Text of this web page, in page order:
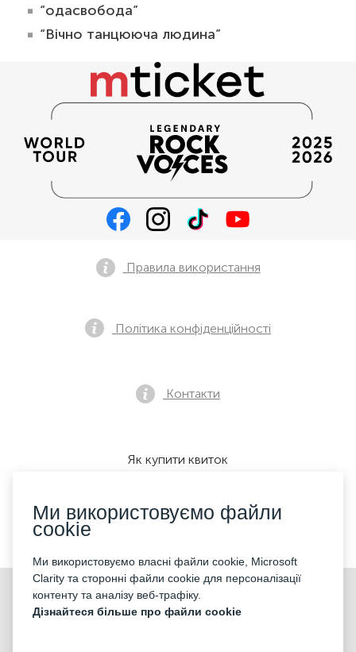
“одасвобода”
“Вічно танцююча людина”
©2026 «KONTRAMARKA OÜ» Всі права захищені
Правила використання
Політика конфіденційності
Контакти
Як купити квиток
Ми приймаємо:
Ми використовуємо файли
cookie
Ми використовуємо власні файли cookie, Microsoft
Clarity та сторонні файли cookie для персоналізації
контенту та аналізу веб-трафіку.
Дізнайтеся більше про файли cookie